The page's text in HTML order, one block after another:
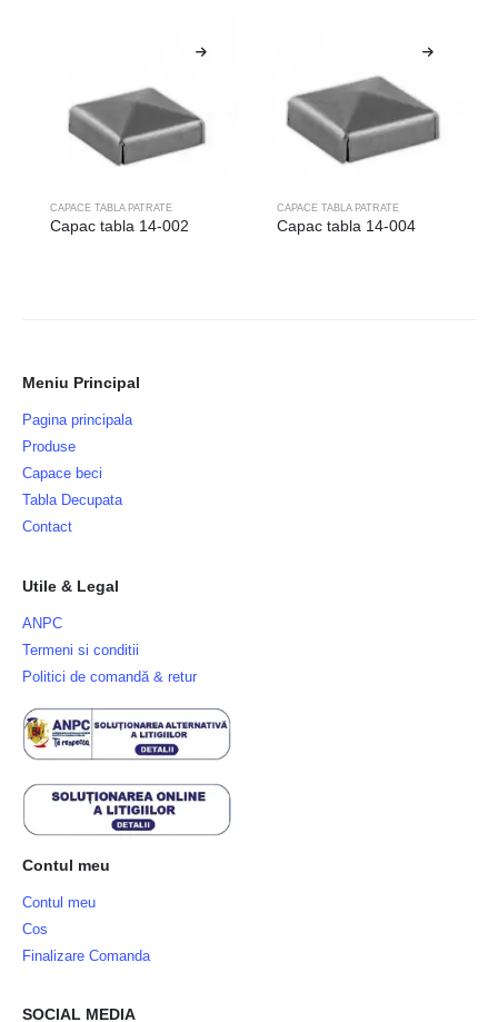
CAPACE TABLA PATRATE
Capac tabla 14-002
CAPACE TABLA PATRATE
Capac tabla 14-004
Meniu Principal
Pagina principala
Produse
Capace beci
Tabla Decupata
Contact
Utile & Legal
ANPC
Termeni si conditii
Politici de comandă & retur
Contul meu
Contul meu
Cos
Finalizare Comanda
SOCIAL MEDIA